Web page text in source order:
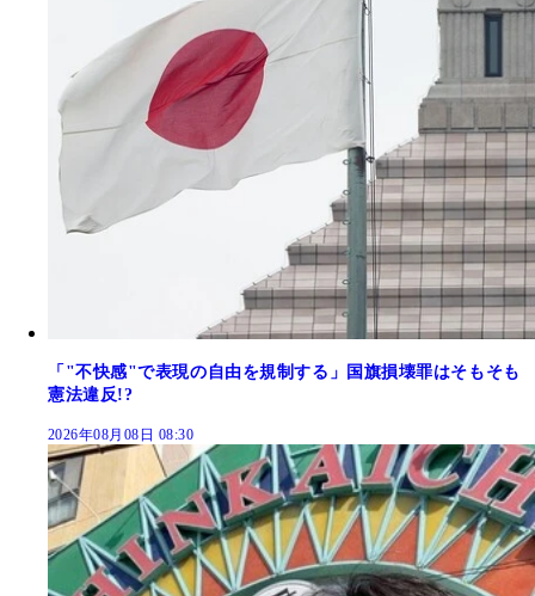
「"不快感"で表現の自由を規制する」国旗損壊罪はそもそも
憲法違反!?
2026年08月08日 08:30